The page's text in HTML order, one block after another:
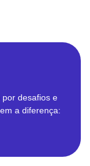
desafios e
a diferença: